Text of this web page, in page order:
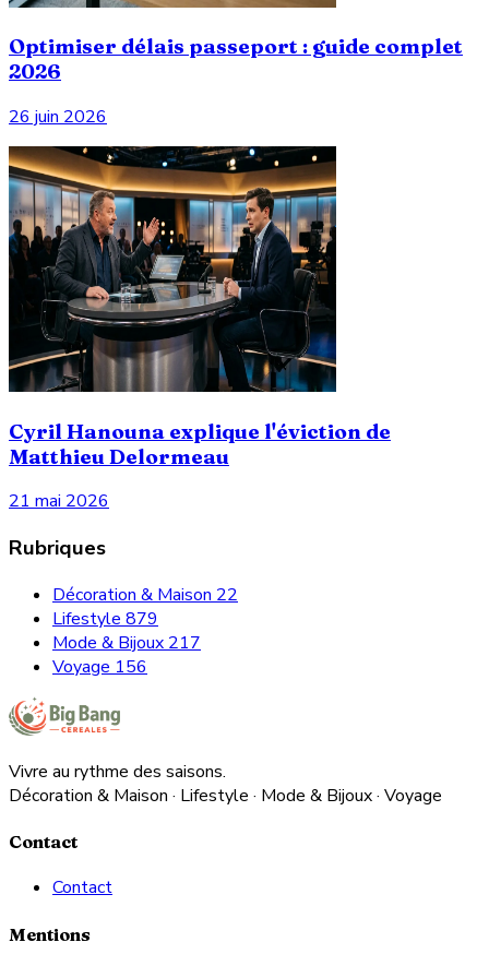
Optimiser délais passeport : guide complet
2026
26 juin 2026
Cyril Hanouna explique l'éviction de
Matthieu Delormeau
21 mai 2026
Rubriques
Décoration & Maison 22
Lifestyle 879
Mode & Bijoux 217
Voyage 156
Vivre au rythme des saisons.
Décoration & Maison · Lifestyle · Mode & Bijoux · Voyage
Contact
Contact
Mentions